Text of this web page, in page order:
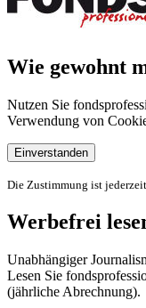
Wie gewohnt
Nutzen Sie
Verwendung von
Einverstanden
Die Zustimmung ist
Werbefrei
Unabhängiger
Lesen Sie
(jährliche Abrechnung).